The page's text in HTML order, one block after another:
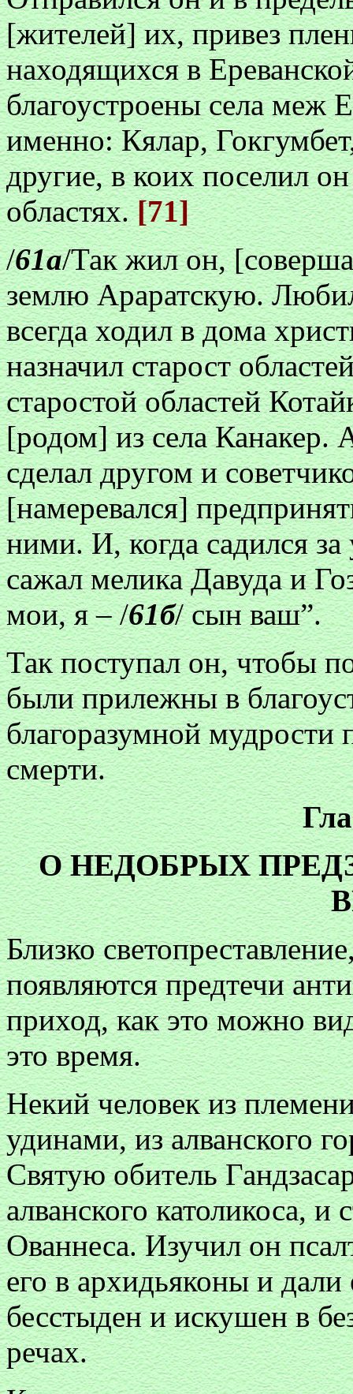
[жителей] их, привез
находящихся в
благоустроены села меж
именно: Кялар,
другие, в коих поселил
областях.[71]
/61а/Так жил он,
землю Араратскую.
всегда ходил в дома
назначил старост
старостой областей
[родом] из села Канакер.
сделал другом и
[намеревался]
ними. И, когда садился за
сажал мелика Давуда и
мои, я – /61б/ сын ваш”.
Так поступал он, чтобы
были прилежны в
благоразумной
смерти.
О НЕДОБРЫХ
Близко
появляются предтечи
приход, как это можно
это время.
Некий человек из
удинами, из алванского
Святую обитель
алванского католикоса, и
Ованнеса. Изучил он
его в архидьяконы и
бесстыден и искушен в
речах.